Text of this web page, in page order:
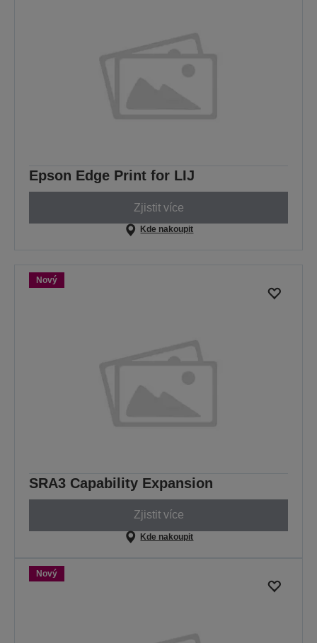
Epson Edge Print for LIJ
Zjistit více
Kde nakoupit
Nový
SRA3 Capability Expansion
Zjistit více
Kde nakoupit
Nový